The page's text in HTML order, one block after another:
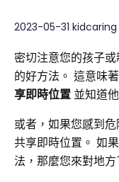
2023-05-31 kidcaring
密切注意您的孩子
的好方法。 這意味
享即時位置並知道
或者，如果您感到
共享即時位置。 如
法，那麼您來對地方